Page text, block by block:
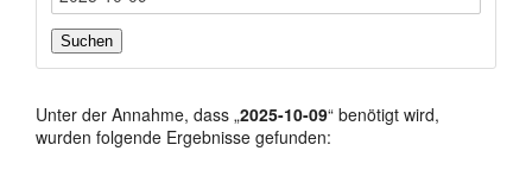
PARTNER
Suchen
Unter der Annahme, dass „2025-10-09“ benötigt wird,
wurden folgende Ergebnisse gefunden: